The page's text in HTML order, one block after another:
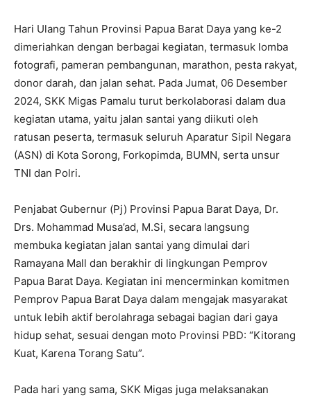
Hari Ulang Tahun Provinsi Papua Barat Daya yang ke-2
dimeriahkan dengan berbagai kegiatan, termasuk lomba
fotografi, pameran pembangunan, marathon, pesta rakyat,
donor darah, dan jalan sehat. Pada Jumat, 06 Desember
2024, SKK Migas Pamalu turut berkolaborasi dalam dua
kegiatan utama, yaitu jalan santai yang diikuti oleh
ratusan peserta, termasuk seluruh Aparatur Sipil Negara
(ASN) di Kota Sorong, Forkopimda, BUMN, serta unsur
TNI dan Polri.
Penjabat Gubernur (Pj) Provinsi Papua Barat Daya, Dr.
Drs. Mohammad Musa’ad, M.Si, secara langsung
membuka kegiatan jalan santai yang dimulai dari
Ramayana Mall dan berakhir di lingkungan Pemprov
Papua Barat Daya. Kegiatan ini mencerminkan komitmen
Pemprov Papua Barat Daya dalam mengajak masyarakat
untuk lebih aktif berolahraga sebagai bagian dari gaya
hidup sehat, sesuai dengan moto Provinsi PBD: “Kitorang
Kuat, Karena Torang Satu”.
Pada hari yang sama, SKK Migas juga melaksanakan